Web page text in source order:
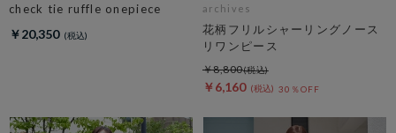
check tie ruffle onepiece
￥20,350
archives
花柄フリルシャーリングノース
リワンピース
￥6,160 30％OFF
￥8,800